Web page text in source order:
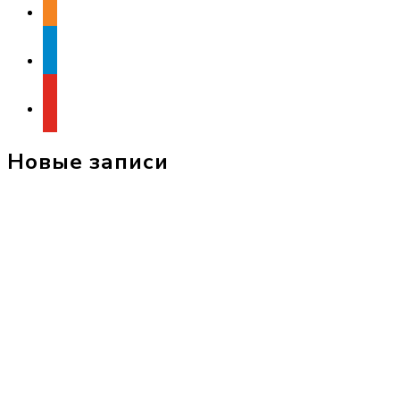
Новые записи